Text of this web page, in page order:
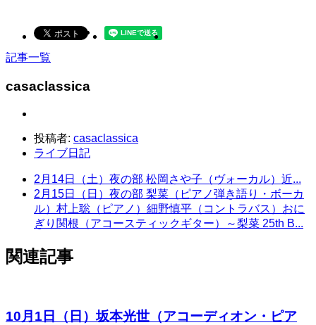
記事一覧
casaclassica
投稿者: casaclassica
ライブ日記
2月14日（土）夜の部 松岡さや子（ヴォーカル）近...
2月15日（日）夜の部 梨菜（ピアノ弾き語り・ボーカ
ル）村上聡（ピアノ）細野慎平（コントラバス）おに
ぎり関根（アコースティックギター）～梨菜 25th B...
関連記事
10月1日（日）坂本光世（アコーディオン・ピア